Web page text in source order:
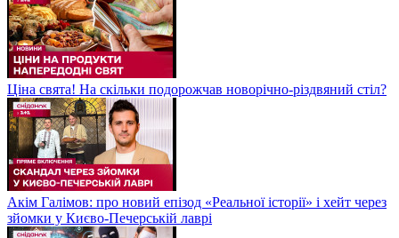
Ціна свята! На скільки подорожчав новорічно-різдвяний стіл?
Акім Галімов: про новий епізод «Реальної історії» і хейт через
зйомки у Києво-Печерській лаврі